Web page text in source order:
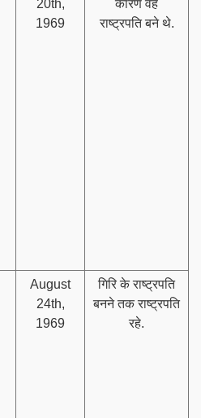
20th,
1969
कारण वह
राष्ट्रपति बने थे.
August
24th,
1969
गिरि के राष्ट्रपति
बनने तक राष्ट्रपति
रहे.